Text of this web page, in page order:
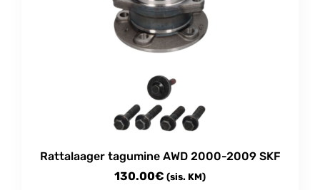
Rattalaager tagumine AWD 2000-2009 SKF
130.00€ (sis. KM)